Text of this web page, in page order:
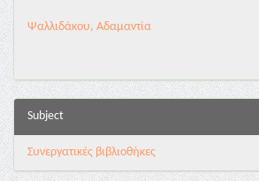
Ψαλλιδάκου, Αδαμαντία
Subject
Συνεργατικές βιβλιοθήκες